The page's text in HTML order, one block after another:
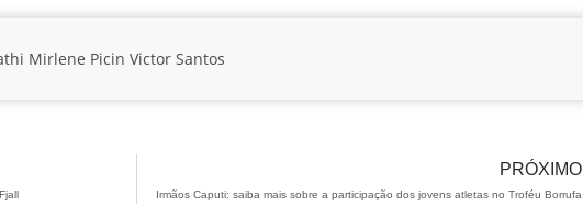
Mirlene Picin Victor Santos
PRÓXIMO
Irmãos Caputi: saiba mais sobre a participação dos jovens atletas no Troféu Borrufa